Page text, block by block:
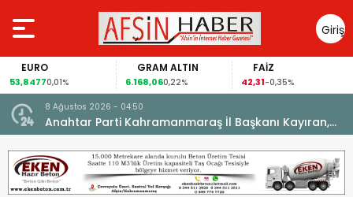
Giriş
Yap
EURO
53,84770,01%
GRAM ALTIN
6.168,060,22%
FAİZ
42,31-0,35%
8 Ağustos 2026 - 04:50
Anahtar Parti Kahramanmaraş İl Başkanı Kayıran,
Afşin Teşkilatı ile buluştu.